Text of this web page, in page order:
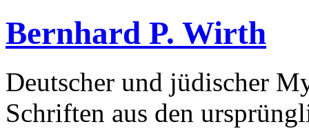
Bernhard P. Wirth
Deutscher und jüdischer
Schriften aus den